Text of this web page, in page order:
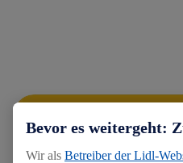
Bevor es weitergeht:
Wir als Betreiber der Lidl-